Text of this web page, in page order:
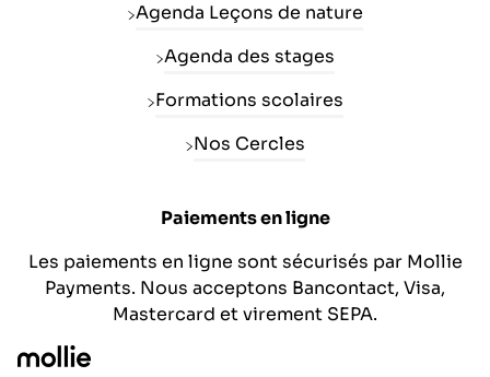
Agenda Leçons de nature
Agenda des stages
Formations scolaires
Nos Cercles
Paiements en ligne
Les paiements en ligne sont sécurisés par Mollie
Payments. Nous acceptons Bancontact, Visa,
Mastercard et virement SEPA.